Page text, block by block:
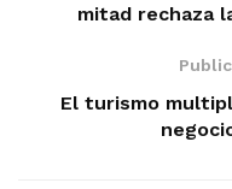
mitad rechaza
El turismo